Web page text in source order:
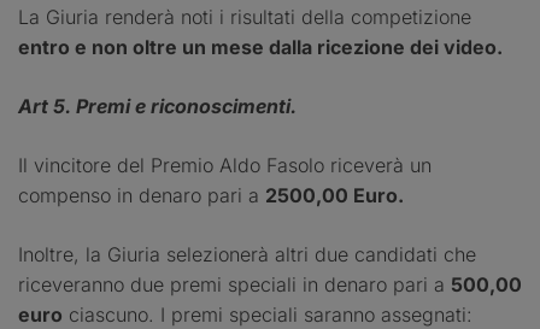
La Giuria renderà noti i risultati della competizione
entro e non oltre un mese dalla ricezione dei video.
Art 5. Premi e riconoscimenti.
Il vincitore del Premio Aldo Fasolo riceverà un
compenso in denaro pari a 2500,00 Euro.
Inoltre, la Giuria selezionerà altri due candidati che
riceveranno due premi speciali in denaro pari a 500,00
euro ciascuno. I premi speciali saranno assegnati: